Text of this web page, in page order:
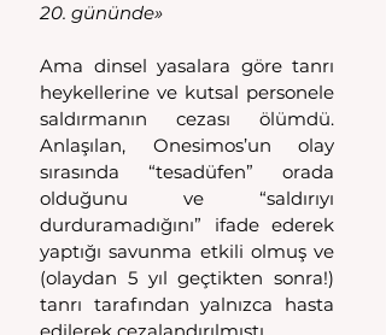
20. gününde»
Ama dinsel yasalara göre tanrı
heykellerine ve kutsal personele
saldırmanın cezası ölümdü.
Anlaşılan, Onesimos’un olay
sırasında “tesadüfen” orada
olduğunu ve “saldırıyı
durduramadığını” ifade ederek
yaptığı savunma etkili olmuş ve
(olaydan 5 yıl geçtikten sonra!)
tanrı tarafından yalnızca hasta